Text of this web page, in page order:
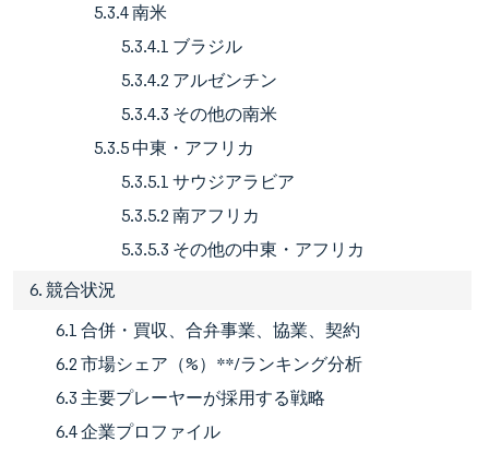
5.3.4 南米
5.3.4.1 ブラジル
5.3.4.2 アルゼンチン
5.3.4.3 その他の南米
5.3.5 中東・アフリカ
5.3.5.1 サウジアラビア
5.3.5.2 南アフリカ
5.3.5.3 その他の中東・アフリカ
6. 競合状況
6.1 合併・買収、合弁事業、協業、契約
6.2 市場シェア（%）**/ランキング分析
6.3 主要プレーヤーが採用する戦略
6.4 企業プロファイル